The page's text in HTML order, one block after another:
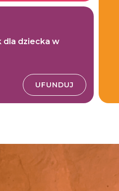
dla dziecka w
UFUNDUJ